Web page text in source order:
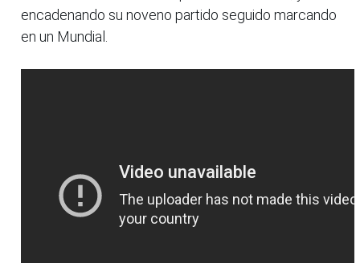
encadenando su noveno partido seguido marcando
en un Mundial.